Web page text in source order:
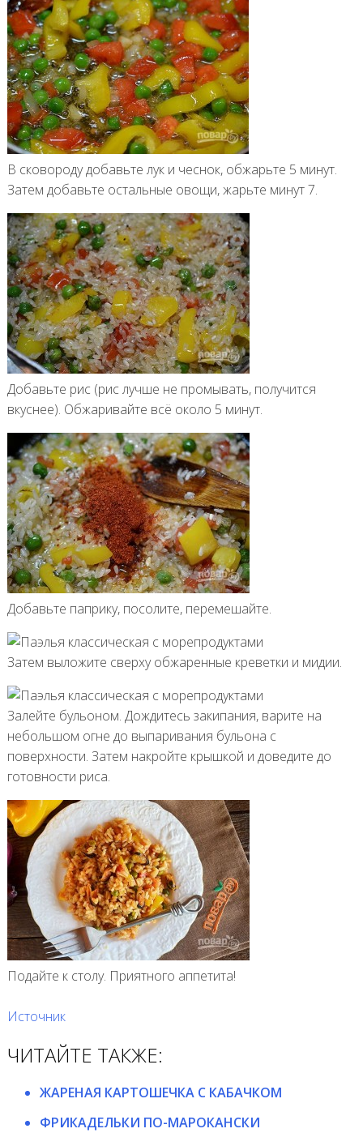
В сковороду добавьте лук и чеснок, обжарьте 5 минут.
Затем добавьте остальные овощи, жарьте минут 7.
Добавьте рис (рис лучше не промывать, получится
вкуснее). Обжаривайте всё около 5 минут.
Добавьте паприку, посолите, перемешайте.
Затем выложите сверху обжаренные креветки и мидии.
Залейте бульоном. Дождитесь закипания, варите на
небольшом огне до выпаривания бульона с
поверхности. Затем накройте крышкой и доведите до
готовности риса.
Подайте к столу. Приятного аппетита!
Источник
ЧИТАЙТЕ ТАКЖЕ:
ЖАРЕНАЯ КАРТОШЕЧКА С КАБАЧКОМ
ФРИКАДЕЛЬКИ ПО-МАРОКАНСКИ